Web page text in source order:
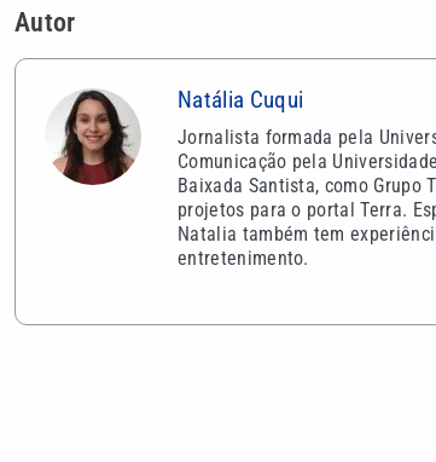
Autor
Natália Cuqui
Jornalista formada pela
Comunicação pela
Baixada Santista, como Grupo
projetos para o portal Terra.
Natalia também tem
entretenimento.